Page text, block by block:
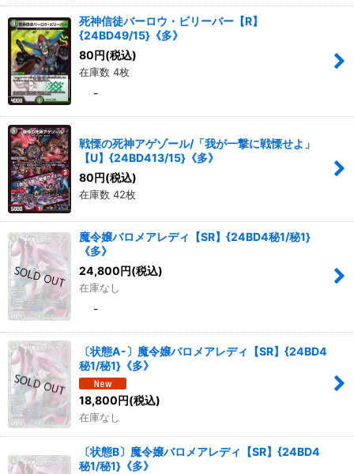
死神信徒バーロウ・ビリーバー【R】
{24BD49/15}《多》
80円(税込)
在庫数 4枚
-
戦慄の死神アゲゾール/「我が一撃に戦慄せよ」
【U】{24BD413/15}《多》
80円(税込)
在庫数 42枚
魔令嬢バロメアレディ【SR】{24BD4秘1/秘1}
《多》
24,800円(税込)
在庫なし
-
〔状態A-〕魔令嬢バロメアレディ【SR】{24BD4
秘1/秘1}《多》
18,800円(税込)
在庫なし
〔状態B〕魔令嬢バロメアレディ【SR】{24BD4
秘1/秘1}《多》